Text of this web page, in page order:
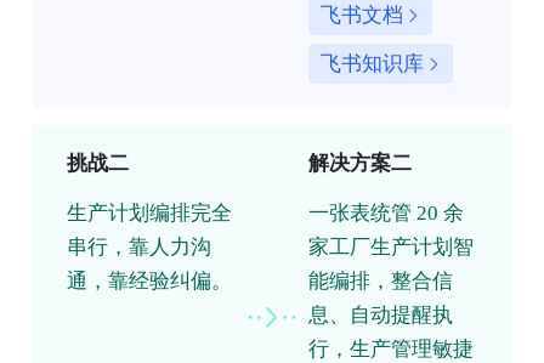
飞书文档
飞书知识库
挑战二
生产计划编排完全
串行，靠人力沟
通，靠经验纠偏。
解决方案二
一张表统管 20 余
家工厂生产计划智
能编排，整合信
息、自动提醒执
行，生产管理敏捷